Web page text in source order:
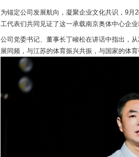
为锚定公司发展航向，凝聚企业文化共识，9月
工代表们共同见证了这一承载南京奥体中心企业
公司党委书记、董事长丁峻松在讲话中指出，
展同频，与江苏的体育振兴共振，与国家的体育